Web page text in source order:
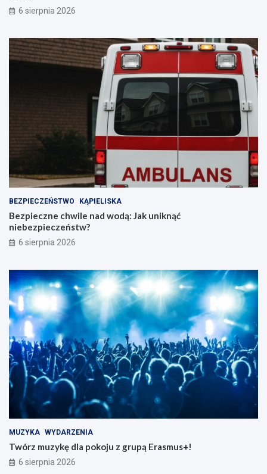
6 sierpnia 2026
BEZPIECZEŃSTWO KĄPIELISKA
Bezpieczne chwile nad wodą: Jak uniknąć
niebezpieczeństw?
6 sierpnia 2026
MUZYKA WYDARZENIA
Twórz muzykę dla pokoju z grupą Erasmus+!
6 sierpnia 2026